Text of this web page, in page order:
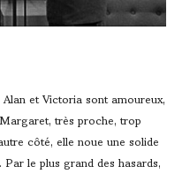
et Victoria sont amoureux,
très proche, trop
côté, elle noue une solide
le plus grand des hasards,